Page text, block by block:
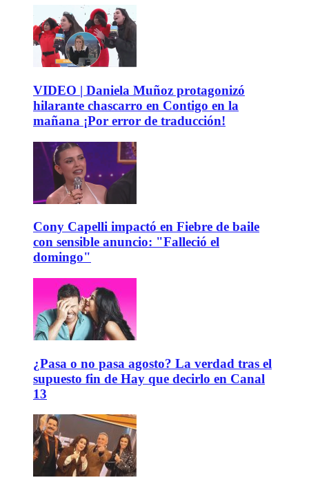
VIDEO | Daniela Muñoz protagonizó
hilarante chascarro en Contigo en la
mañana ¡Por error de traducción!
Cony Capelli impactó en Fiebre de baile
con sensible anuncio: "Falleció el
domingo"
¿Pasa o no pasa agosto? La verdad tras el
supuesto fin de Hay que decirlo en Canal
13